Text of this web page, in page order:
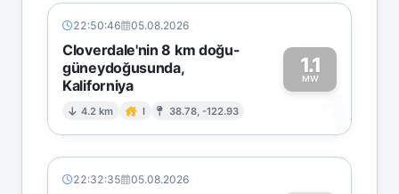
22:50:46 05.08.2026
Cloverdale'nin 8 km doğu-
güneydoğusunda,
Kaliforniya
4.2 km I 38.78, -122.93
1.1
MW
1
22:32:35 05.08.2026